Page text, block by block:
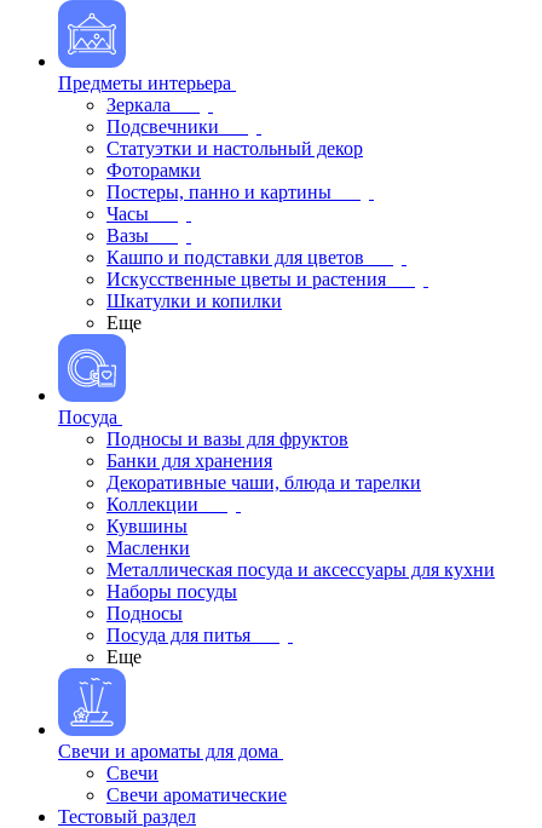
Предметы интерьера
Зеркала
Подсвечники
Статуэтки и настольный декор
Фоторамки
Постеры, панно и картины
Часы
Вазы
Кашпо и подставки для цветов
Искусственные цветы и растения
Шкатулки и копилки
Еще
Посуда
Подносы и вазы для фруктов
Банки для хранения
Декоративные чаши, блюда и тарелки
Коллекции
Кувшины
Масленки
Металлическая посуда и аксессуары для кухни
Наборы посуды
Подносы
Посуда для питья
Еще
Свечи и ароматы для дома
Свечи
Свечи ароматические
Тестовый раздел